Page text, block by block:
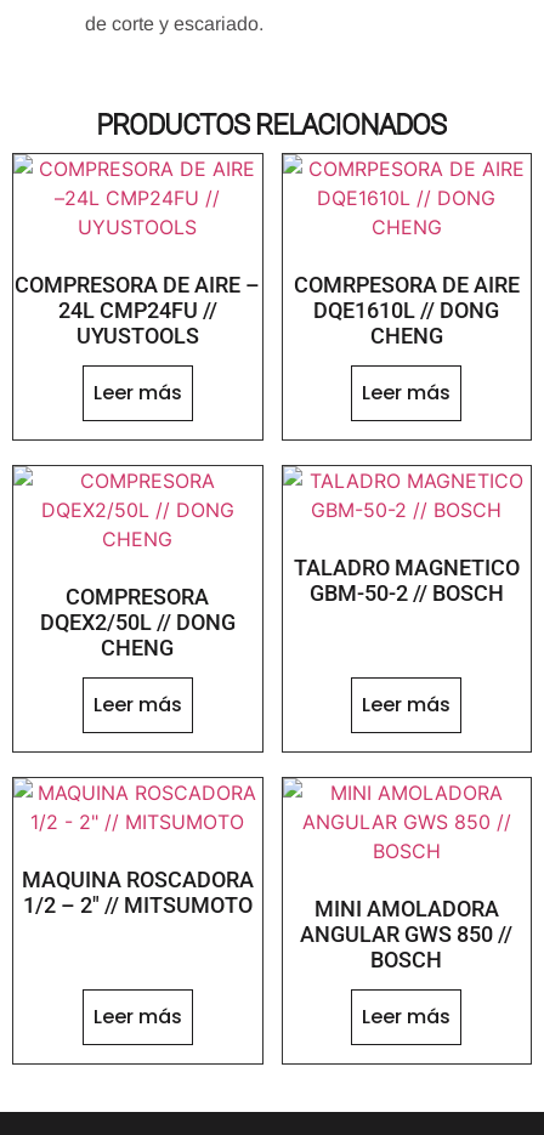
de corte y escariado.
PRODUCTOS RELACIONADOS
COMPRESORA DE AIRE –
24L CMP24FU //
UYUSTOOLS
Leer más
COMRPESORA DE AIRE
DQE1610L // DONG
CHENG
Leer más
COMPRESORA
DQEX2/50L // DONG
CHENG
Leer más
TALADRO MAGNETICO
GBM-50-2 // BOSCH
Leer más
MAQUINA ROSCADORA
1/2 – 2″ // MITSUMOTO
Leer más
MINI AMOLADORA
ANGULAR GWS 850 //
BOSCH
Leer más